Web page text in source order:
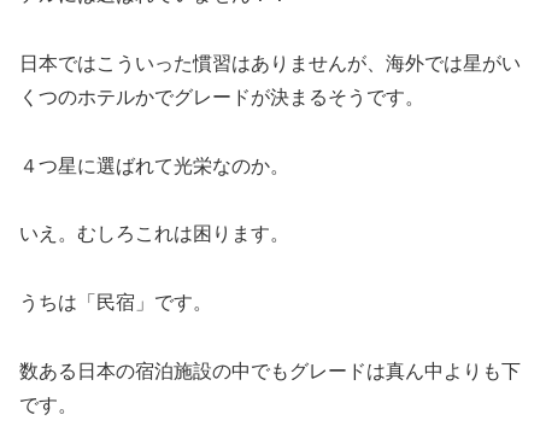
日本ではこういった慣習はありませんが、海外では星がい
くつのホテルかでグレードが決まるそうです。
４つ星に選ばれて光栄なのか。
いえ。むしろこれは困ります。
うちは「民宿」です。
数ある日本の宿泊施設の中でもグレードは真ん中よりも下
です。